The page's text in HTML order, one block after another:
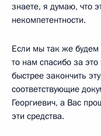
знаете, я думаю, что
некомпетентности.
Если мы так же
то нам спасибо за
быстрее закончить
соответствующие
Георгиевич, а Вас
эти средства.